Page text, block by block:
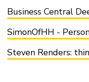
Business Central
SimonOfHH -
Steven Renders: